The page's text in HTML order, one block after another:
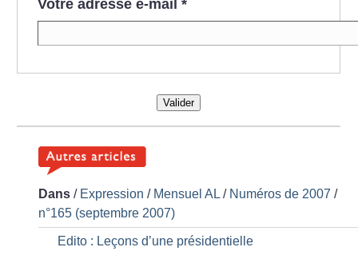
Votre adresse e-mail *
Valider
Dans / Expression / Mensuel AL / Numéros de 2007 /
n°165 (septembre 2007)
Edito : Leçons d’une présidentielle